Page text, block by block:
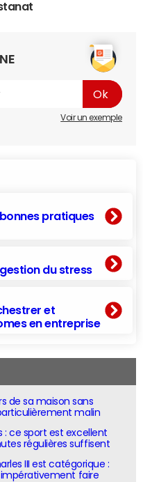
Voir un exemple
pratiques
du stress
et
en entreprise
de sa maison sans
malin
: ce sport est excellent
régulières suffisent
III est catégorique :
faire